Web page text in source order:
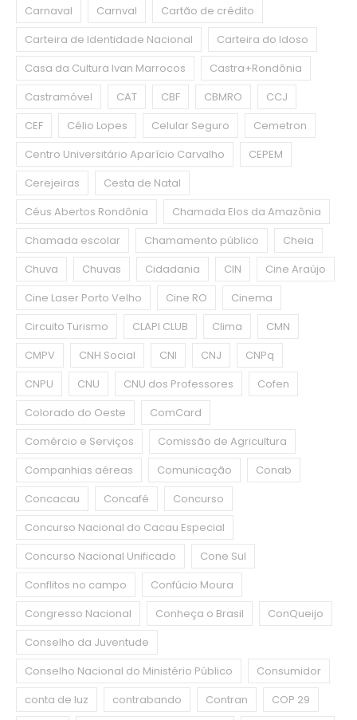
Carnaval
Carnval
Cartão de crédito
Carteira de Identidade Nacional
Carteira do Idoso
Casa da Cultura Ivan Marrocos
Castra+Rondônia
Castramóvel
CAT CBF CBMRO
CCJ
CEF
Célio Lopes Celular Seguro
Cemetron
Centro Universitário Aparício Carvalho
CEPEM
Cerejeiras
Cesta de Natal
Céus Abertos Rondônia
Chamada Elos da Amazônia
Chamada escolar
Chamamento público
Cheia
Chuva
Chuvas Cidadania CIN
Cine Araújo
Cine Laser Porto Velho
Cine RO
Cinema
Circuito Turismo
CLAPI CLUB Clima
CMN
CMPV
CNH Social CNI CNJ
CNPq
CNPU
CNU CNU dos Professores
Cofen
Colorado do Oeste
ComCard
Comércio e Serviços
Comissão de Agricultura
Companhias aéreas
Comunicação
Conab
Concacau
Concafé
Concurso
Concurso Nacional do Cacau Especial
Concurso Nacional Unificado
Cone Sul
Conflitos no campo
Confúcio Moura
Congresso Nacional
Conheça o Brasil
ConQueijo
Conselho da Juventude
Conselho Nacional do Ministério Público
Consumidor
conta de luz
contrabando Contran
COP 29